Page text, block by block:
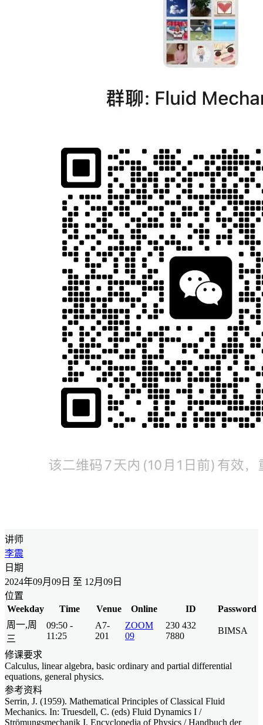
讲师
李震
日期
2024年09月09日 至 12月09日
位置
Weekday
Time Venue Online ID
Password
周一,周
三
09:50 -
11:25
A7-
201
ZOOM
09
230 432
7880
BIMSA
修课要求
Calculus, linear algebra, basic ordinary and partial differential
equations, general physics.
参考资料
Serrin, J. (1959). Mathematical Principles of Classical Fluid
Mechanics. In: Truesdell, C. (eds) Fluid Dynamics I /
Strömungsmechanik I. Encyclopedia of Physics / Handbuch der